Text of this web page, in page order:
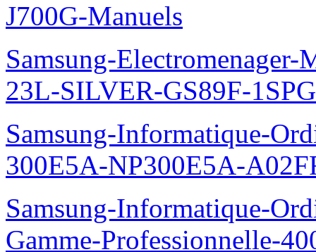
J700G-Manuels
Samsung-
23L-SILVER-GS89F-
Samsung-Informatique-
300E5A-NP300E5A-
Samsung-Informatique-
Gamme-Professionnelle-